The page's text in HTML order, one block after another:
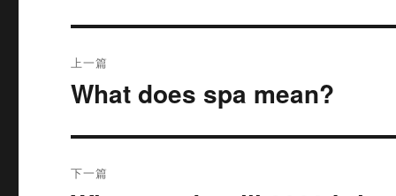
章
上一篇
上
文
What does spa mean?
下一篇